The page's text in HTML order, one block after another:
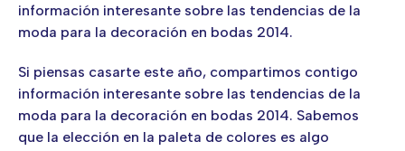
información interesante sobre las tendencias de la
moda para la decoración en bodas 2014.
Si piensas casarte este año, compartimos contigo
información interesante sobre las tendencias de la
moda para la decoración en bodas 2014. Sabemos
que la elección en la paleta de colores es algo